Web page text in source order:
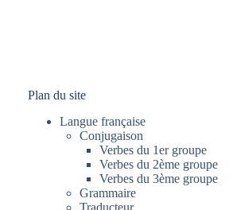
Plan du site
Langue française
Conjugaison
Verbes du 1er groupe
Verbes du 2ème groupe
Verbes du 3ème groupe
Grammaire